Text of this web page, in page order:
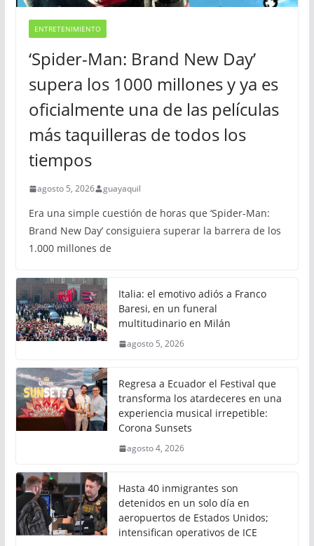
ENTRETENIMIENTO
‘Spider-Man: Brand New Day’
supera los 1000 millones y ya es
oficialmente una de las películas
más taquilleras de todos los
tiempos
agosto 5, 2026 guayaquil
Era una simple cuestión de horas que ‘Spider-Man:
Brand New Day’ consiguiera superar la barrera de los
1.000 millones de
Italia: el emotivo adiós a Franco
Baresi, en un funeral
multitudinario en Milán
agosto 5, 2026
Regresa a Ecuador el Festival que
transforma los atardeceres en una
experiencia musical irrepetible:
Corona Sunsets
agosto 4, 2026
Hasta 40 inmigrantes son
detenidos en un solo día en
aeropuertos de Estados Unidos;
intensifican operativos de ICE